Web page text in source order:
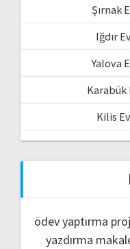
Şırnak
Iğdır
Yalova
Karabük
Kilis
ödev yaptırma
yazdırma